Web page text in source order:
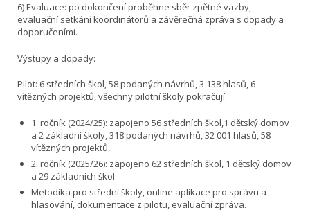
6) Evaluace: po dokončení proběhne sběr zpětné vazby,
evaluační setkání koordinátorů a závěrečná zpráva s dopady a
doporučeními.
Výstupy a dopady:
Pilot: 6 středních škol, 58 podaných návrhů, 3 138 hlasů, 6
vítězných projektů, všechny pilotní školy pokračují.
1. ročník (2024/25): zapojeno 56 středních škol,1 dětský domov
a 2 základní školy, 318 podaných návrhů, 32 001 hlasů, 58
vítězných projektů,
2. ročník (2025/26): zapojeno 62 středních škol, 1 dětský domov
a 29 základních škol
Metodika pro střední školy, online aplikace pro správu a
hlasování, dokumentace z pilotu, evaluační zpráva.